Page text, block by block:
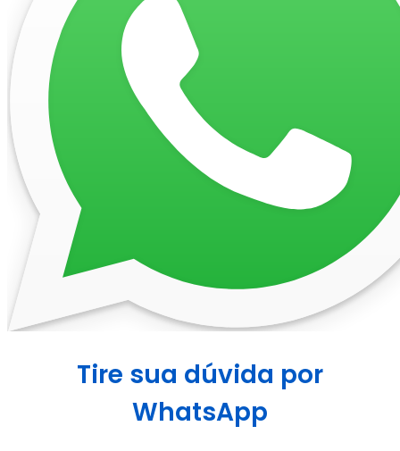
Tire sua dúvida por
WhatsApp